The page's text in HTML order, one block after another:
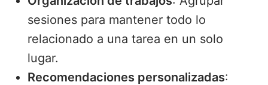
sesiones para mantener todo lo
relacionado a una tarea en un solo
lugar.
Recomendaciones personalizadas: